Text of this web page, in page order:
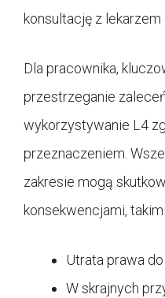
konsultację z lekarzem
Dla pracownika,
przestrzeganie
wykorzystywanie L4
przeznaczeniem.
zakresie mogą
konsekwencjami,
Utrata prawa
W skrajnych